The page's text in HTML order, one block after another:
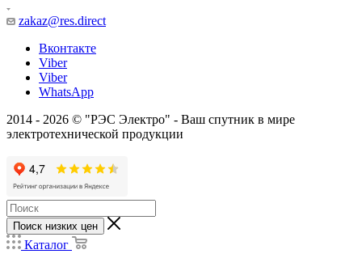
zakaz@res.direct
Вконтакте
Viber
Viber
WhatsApp
2014 - 2026 © "РЭС Электро" - Ваш спутник в мире
электротехнической продукции
Поиск низких цен
Каталог